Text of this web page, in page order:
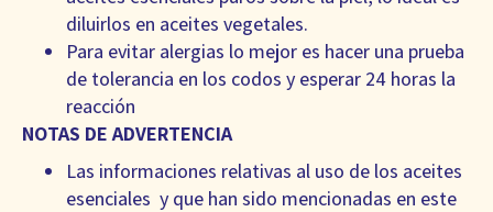
diluirlos en aceites vegetales.
Para evitar alergias lo mejor es hacer una prueba
de tolerancia en los codos y esperar 24 horas la
reacción
NOTAS DE ADVERTENCIA
Las informaciones relativas al uso de los aceites
esenciales y que han sido mencionadas en este